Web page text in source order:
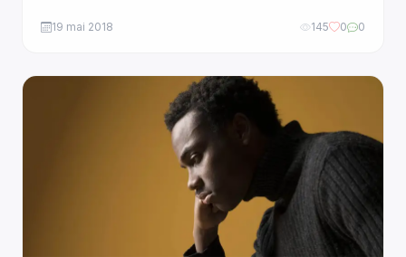
nous apprenons qu’une personne s’est donnée la
19 mai 2018 145 0 0